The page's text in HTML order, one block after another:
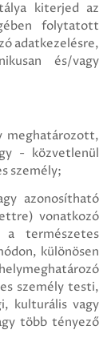
kiterjed az
folytatott
adatkezelésre,
és/vagy
meghatározott,
- közvetlenül
személy;
azonosítható
vonatkozó
a természetes
különösen
személy testi,
kulturális vagy
több tényező